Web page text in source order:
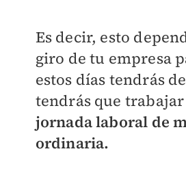
Es decir, esto
giro de tu empresa
estos días tendrás
tendrás que
jornada laboral de
ordinaria.